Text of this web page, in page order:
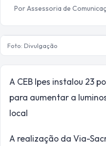
Por Assessoria de
Foto: Divulgação
A CEB Ipes instalou 23
para aumentar a
local
A realização da Via-